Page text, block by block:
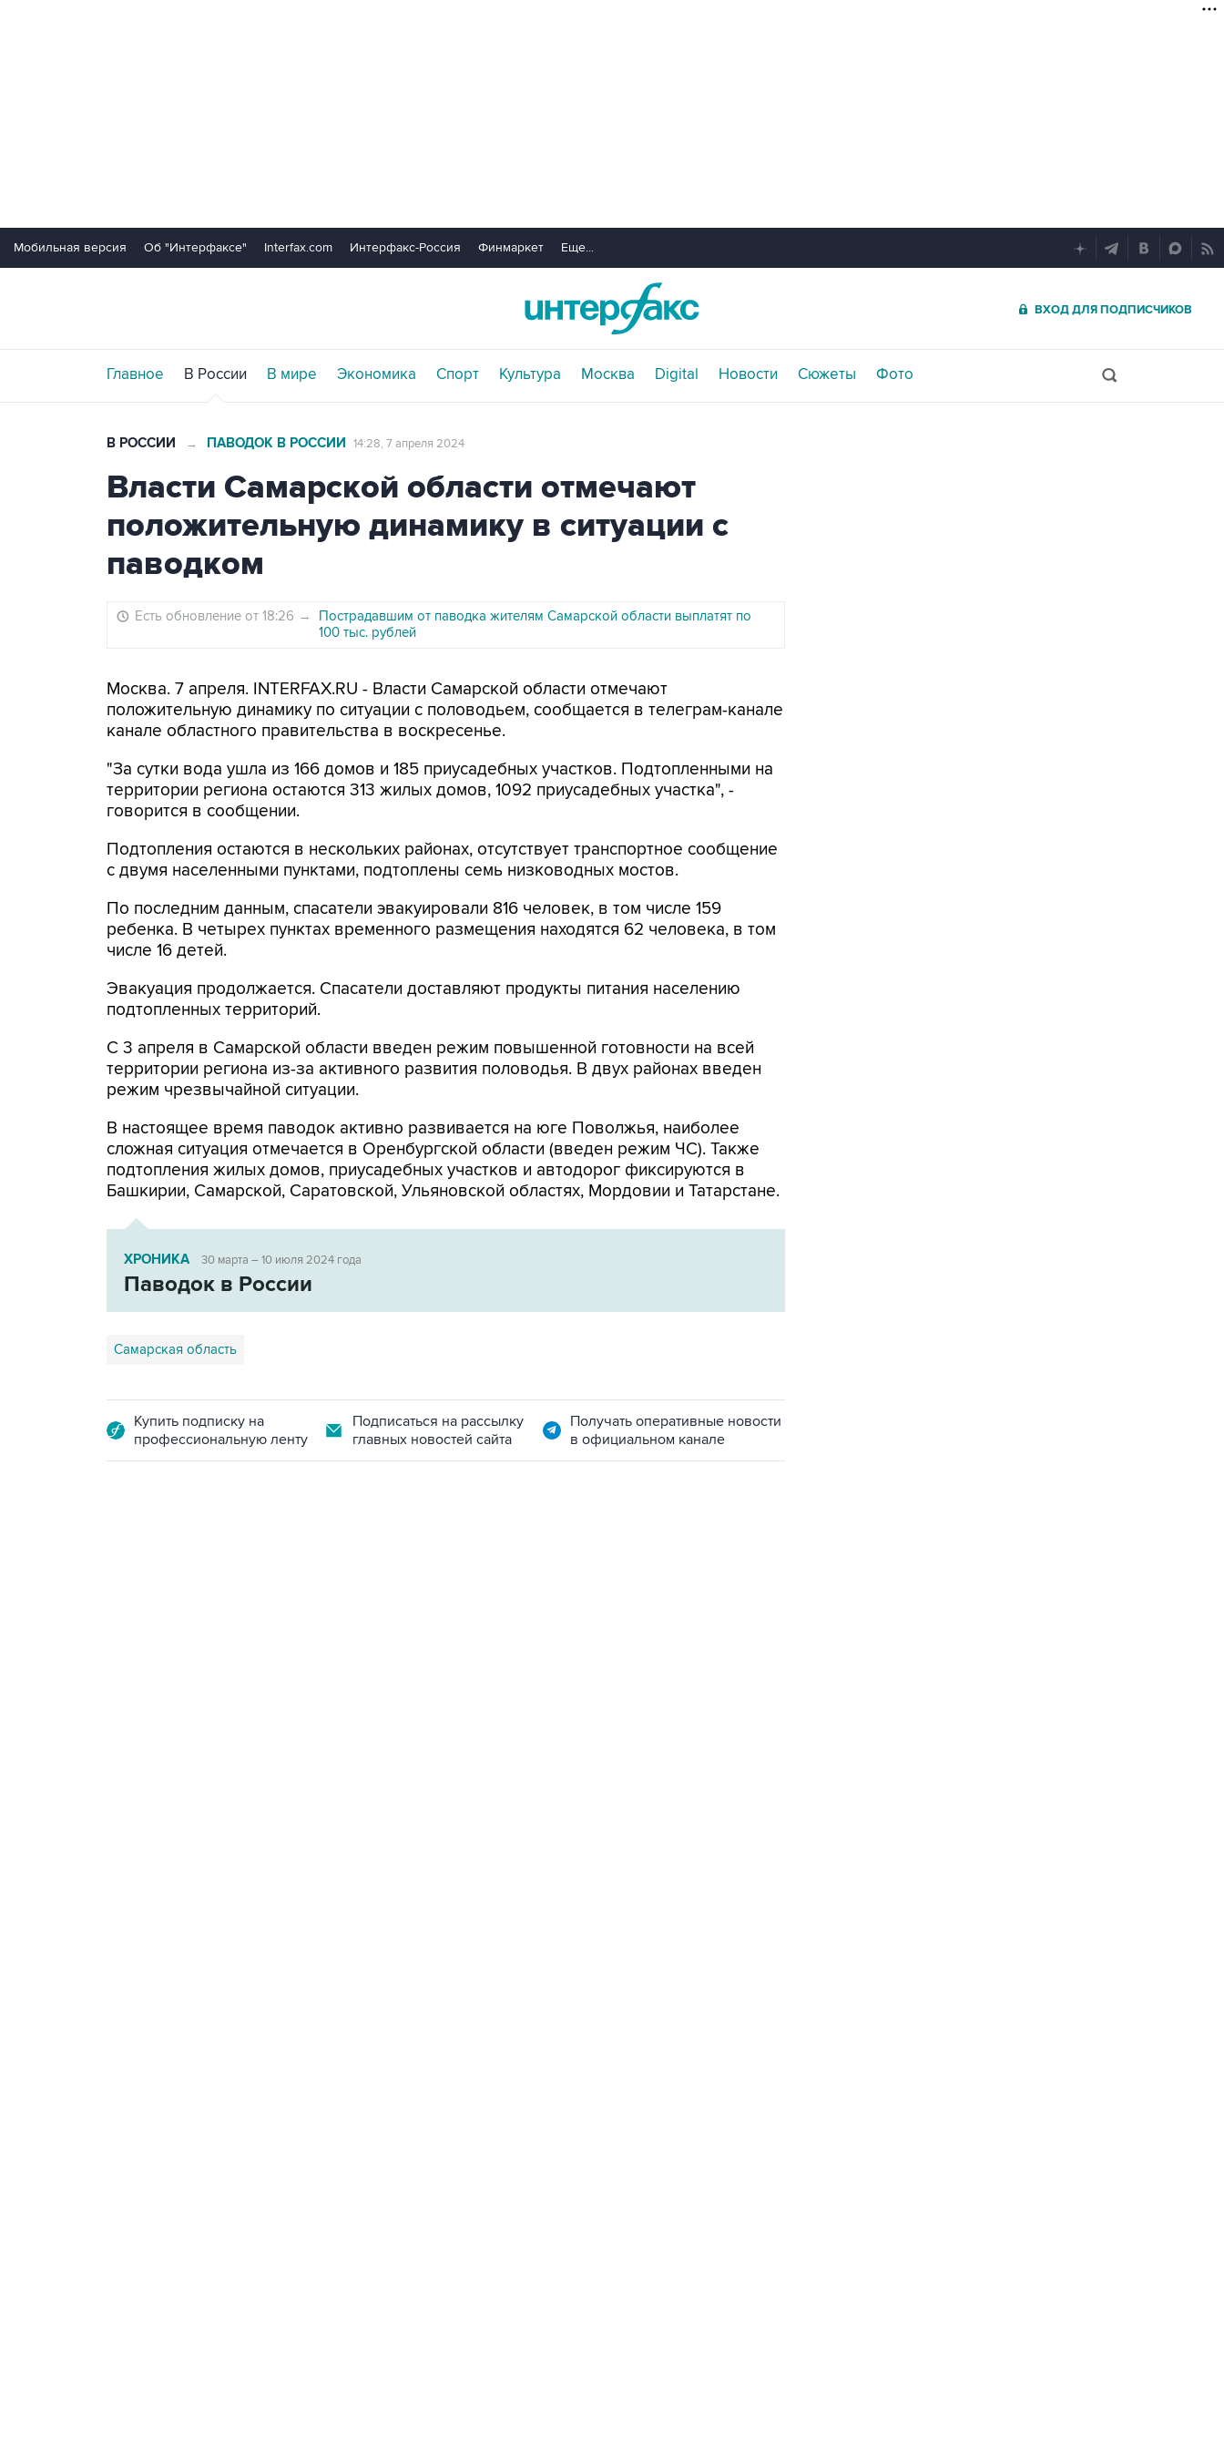
Мобильная версия Об "Интерфаксе" Interfax.com Интерфакс-Россия Финмаркет Еще...
ВХОД ДЛЯ ПОДПИСЧИКОВ
Главное В России В мире Экономика Спорт Культура Москва Digital Новости Сюжеты Фото
В РОССИИ → ПАВОДОК В РОССИИ 14:28, 7 апреля 2024
Власти Самарской области отмечают
положительную динамику в ситуации с
паводком
Есть обновление от 18:26 →
Пострадавшим от паводка жителям Самарской области выплатят по
100 тыс. рублей
Москва. 7 апреля. INTERFAX.RU - Власти Самарской области отмечают
положительную динамику по ситуации с половодьем, сообщается в телеграм-канале
канале областного правительства в воскресенье.
"За сутки вода ушла из 166 домов и 185 приусадебных участков. Подтопленными на
территории региона остаются 313 жилых домов, 1092 приусадебных участка", -
говорится в сообщении.
Подтопления остаются в нескольких районах, отсутствует транспортное сообщение
с двумя населенными пунктами, подтоплены семь низководных мостов.
По последним данным, спасатели эвакуировали 816 человек, в том числе 159
ребенка. В четырех пунктах временного размещения находятся 62 человека, в том
числе 16 детей.
Эвакуация продолжается. Спасатели доставляют продукты питания населению
подтопленных территорий.
С 3 апреля в Самарской области введен режим повышенной готовности на всей
территории региона из-за активного развития половодья. В двух районах введен
режим чрезвычайной ситуации.
В настоящее время паводок активно развивается на юге Поволжья, наиболее
сложная ситуация отмечается в Оренбургской области (введен режим ЧС). Также
подтопления жилых домов, приусадебных участков и автодорог фиксируются в
Башкирии, Самарской, Саратовской, Ульяновской областях, Мордовии и Татарстане.
ХРОНИКА 30 марта – 10 июля 2024 года
Паводок в России
Самарская область
Купить подписку на
профессиональную ленту
Подписаться на рассылку
главных новостей сайта
Получать оперативные новости
в официальном канале